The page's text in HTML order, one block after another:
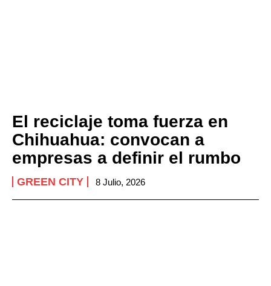
El reciclaje toma fuerza en
Chihuahua: convocan a
empresas a definir el rumbo
GREEN CITY 8 Julio, 2026